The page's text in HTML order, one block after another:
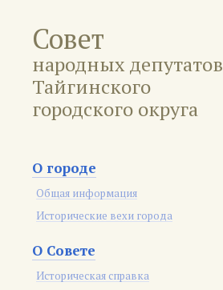
Совет
народных депутатов
Тайгинского
городского округа
О городе
Общая информация
Исторические вехи города
О Совете
Историческая справка